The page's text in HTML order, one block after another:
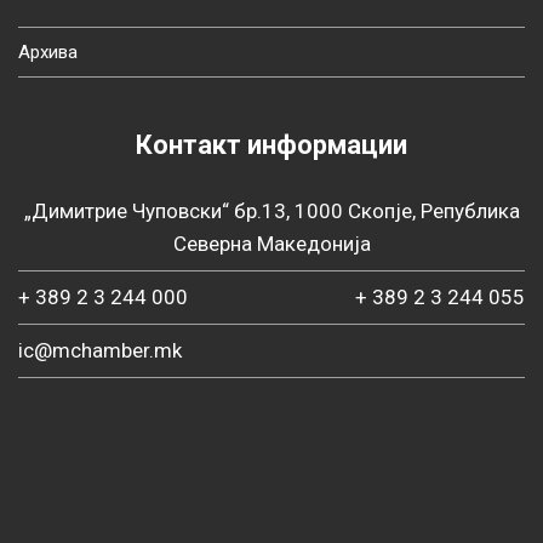
Архива
Контакт информации
„Димитрие Чуповски“ бр.13, 1000 Скопје, Република
Северна Македонија
+ 389 2 3 244 000 + 389 2 3 244 055
ic@mchamber.mk